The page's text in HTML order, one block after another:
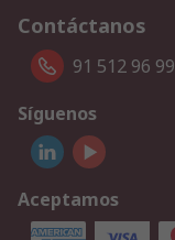
Contáctanos
91 512 96 99
Síguenos
Aceptamos